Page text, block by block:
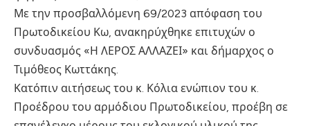
Με την προσβαλλόμενη 69/2023 απόφαση του
Πρωτοδικείου Κω, ανακηρύχθηκε επιτυχών ο
συνδυασμός «Η ΛΕΡΟΣ ΑΛΛΑΖΕΙ» και δήμαρχος ο
Τιμόθεος Κωττάκης.
Κατόπιν αιτήσεως του κ. Κόλια ενώπιον του κ.
Προέδρου του αρμόδιου Πρωτοδικείου, προέβη σε